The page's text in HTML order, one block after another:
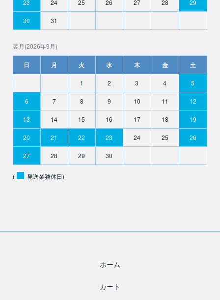
23 24 25 26 27 28 29
30 31
翌月(2026年9月)
日 月 火 水 木 金 土
1 2 3 4 5
6 7 8 9 10 11 12
13 14 15 16 17 18 19
20 21 22 23 24 25 26
27 28 29 30
( 発送業務休日)
ホーム
カート